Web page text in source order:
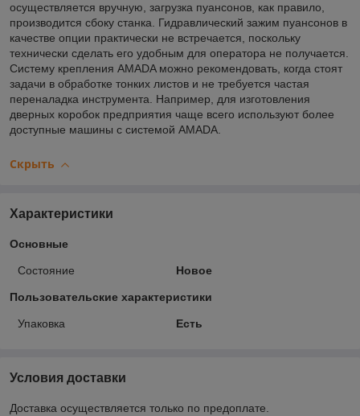
осуществляется вручную, загрузка пуансонов, как правило,
производится сбоку станка. Гидравлический зажим пуансонов в
качестве опции практически не встречается, поскольку
технически сделать его удобным для оператора не получается.
Систему крепления AMADA можно рекомендовать, когда стоят
задачи в обработке тонких листов и не требуется частая
переналадка инструмента. Например, для изготовления
дверных коробок предприятия чаще всего используют более
доступные машины с системой AMADA.
Скрыть
Характеристики
Основные
Состояние Новое
Пользовательские характеристики
Упаковка Есть
Условия доставки
Доставка осуществляется только по предоплате.